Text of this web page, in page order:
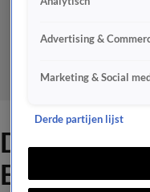
Dames in
Essociaal
Advertising &
Marketing & Social
Derde partijen lijst